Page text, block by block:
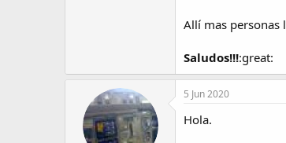
Allí mas personas
Saludos!!!:great:
5 Jun 2020
Hola.